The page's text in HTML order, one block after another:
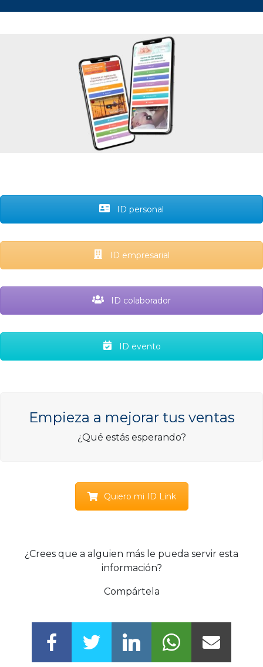
ID personal
ID empresarial
ID colaborador
ID evento
Empieza a mejorar tus ventas
¿Qué estás esperando?
Quiero mi ID Link
¿Crees que a alguien más le pueda servir esta
información?
Compártela